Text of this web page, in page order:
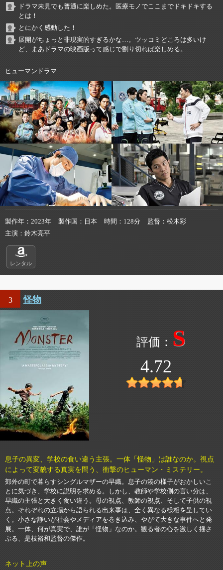
ドラマ未見でも普通に楽しめた。医療モノでここまでドキドキする
とは！
とにかく感動した！
展開がちょっと非現実的すぎるかな…。ツッコミどころは多いけ
ど、まあドラマの映画版って感じで割り切れば楽しめる。
ヒューマンドラマ
製作年 2023年 製作国 日本 時間 128分 監督
松木彩
主演
鈴木亮平
レンタル
3 怪物
S
4.72
息子の異変、学校の食い違う主張。一体「怪物」は誰なのか。視点
によって変貌する真実を問う、衝撃のヒューマン・ミステリー。
郊外の町で暮らすシングルマザーの早織。息子の湊の様子がおかしいこ
とに気づき、学校に説明を求める。しかし、教師や学校側の言い分は、
早織の主張と大きく食い違う。母の視点、教師の視点、そして子供の視
点。それぞれの立場から語られる出来事は、全く異なる様相を呈してい
く。小さな諍いが社会やメディアを巻き込み、やがて大きな事件へと発
展。一体、何が真実で、誰が「怪物」なのか。観る者の心を激しく揺さ
ぶる、是枝裕和監督の傑作。
ネット上の声